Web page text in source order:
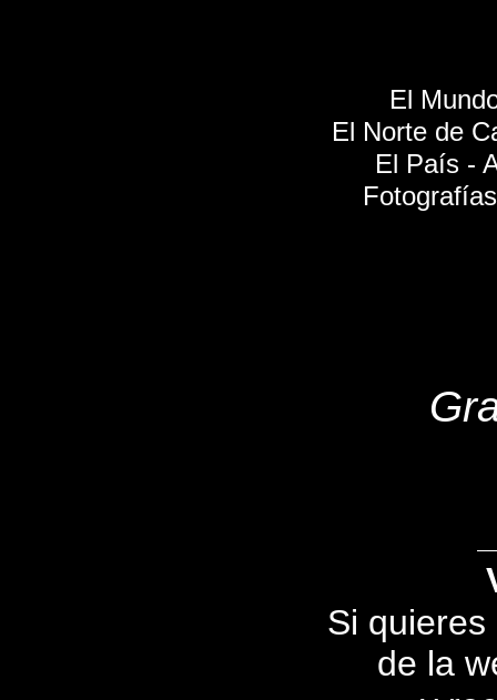
El
El Norte de
El País -
Si
de la